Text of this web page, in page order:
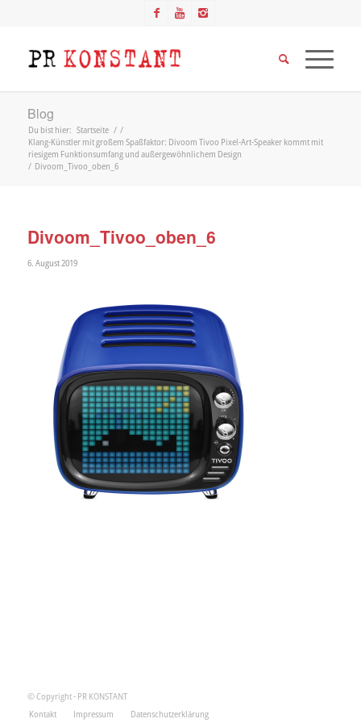
Blog
Du bist hier: Startseite / /
Klang-Künstler mit großem Spaßfaktor: Divoom Tivoo Pixel-Art-Speaker kommt mit
riesigem Funktionsumfang und außergewöhnlichem Design
/ Divoom_Tivoo_oben_6
Divoom_Tivoo_oben_6
6. August 2019
© Copyright - PR KONSTANT
Kontakt
Impressum Datenschutzerklärung